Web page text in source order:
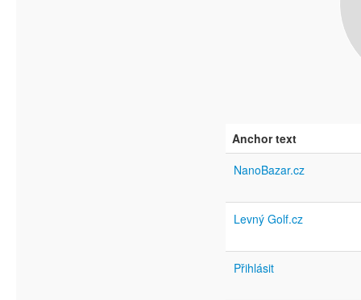
Anchor text
NanoBazar.cz
Levný Golf.cz
Přihlásit